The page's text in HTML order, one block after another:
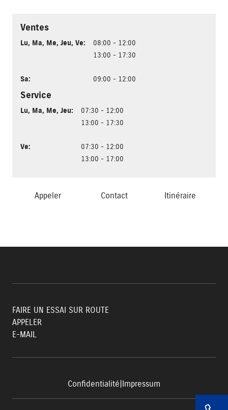
Ventes
Lu, Ma, Me, Jeu, Ve:
08:00 - 12:00
13:00 - 17:30
Sa: 09:00 - 12:00
Service
Lu, Ma, Me, Jeu:
07:30 - 12:00
13:00 - 17:30
Ve:
07:30 - 12:00
13:00 - 17:00
Appeler Contact Itinéraire
FAIRE UN ESSAI SUR ROUTE
APPELER
E-MAIL
Confidentialité Impressum